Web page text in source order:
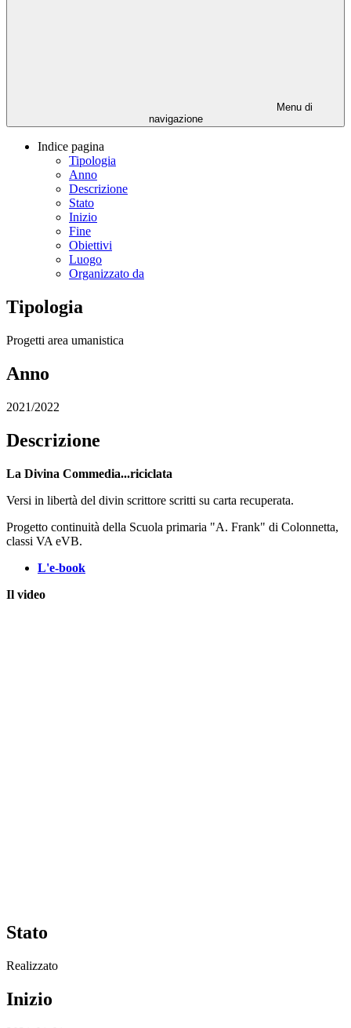
Menu di
navigazione
Indice pagina
Tipologia
Anno
Descrizione
Stato
Inizio
Fine
Obiettivi
Luogo
Organizzato da
Tipologia
Progetti area umanistica
Anno
2021/2022
Descrizione
La Divina Commedia...riciclata
Versi in libertà del divin scrittore scritti su carta recuperata.
Progetto continuità della Scuola primaria "A. Frank" di Colonnetta,
classi VA eVB.
L'e-book
Il video
Stato
Realizzato
Inizio